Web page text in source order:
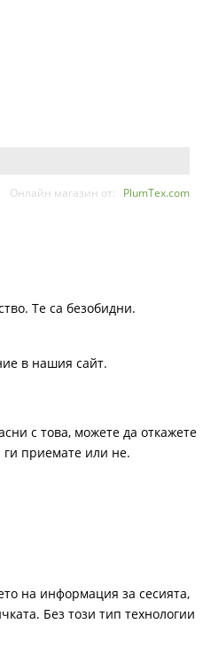
Онлайн магазин от: PlumTex.com
Те са безобидни.
в нашия сайт.
с това, можете да откажете
ги приемате или не.
на информация за сесията,
Без този тип технологии